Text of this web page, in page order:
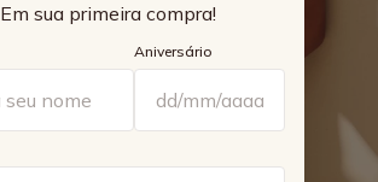
Em sua primeira compra!
Aniversário